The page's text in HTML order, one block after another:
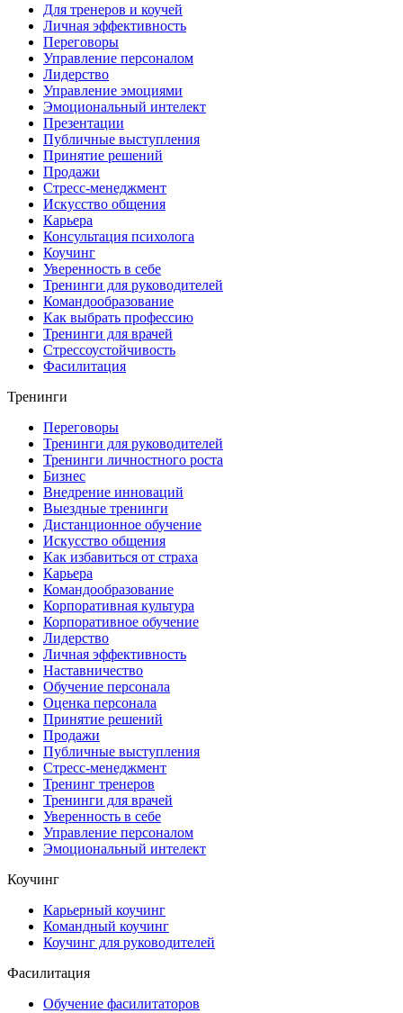
Для тренеров и коучей
Личная эффективность
Переговоры
Управление персоналом
Лидерство
Управление эмоциями
Эмоциональный интелект
Презентации
Публичные выступления
Принятие решений
Продажи
Стресс-менеджмент
Искусство общения
Карьера
Консультация психолога
Коучинг
Уверенность в себе
Тренинги для руководителей
Командообразование
Как выбрать профессию
Тренинги для врачей
Стрессоустойчивость
Фасилитация
Тренинги
Переговоры
Тренинги для руководителей
Тренинги личностного роста
Бизнес
Внедрение инноваций
Выездные тренинги
Дистанционное обучение
Искусство общения
Как избавиться от страха
Карьера
Командообразование
Корпоративная культура
Корпоративное обучение
Лидерство
Личная эффективность
Наставничество
Обучение персонала
Оценка персонала
Принятие решений
Продажи
Публичные выступления
Стресс-менеджмент
Тренинг тренеров
Тренинги для врачей
Уверенность в себе
Управление персоналом
Эмоциональный интелект
Коучинг
Карьерный коучинг
Командный коучинг
Коучинг для руководителей
Фасилитация
Обучение фасилитаторов